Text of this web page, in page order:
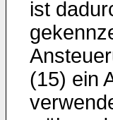
ist
(15) ein